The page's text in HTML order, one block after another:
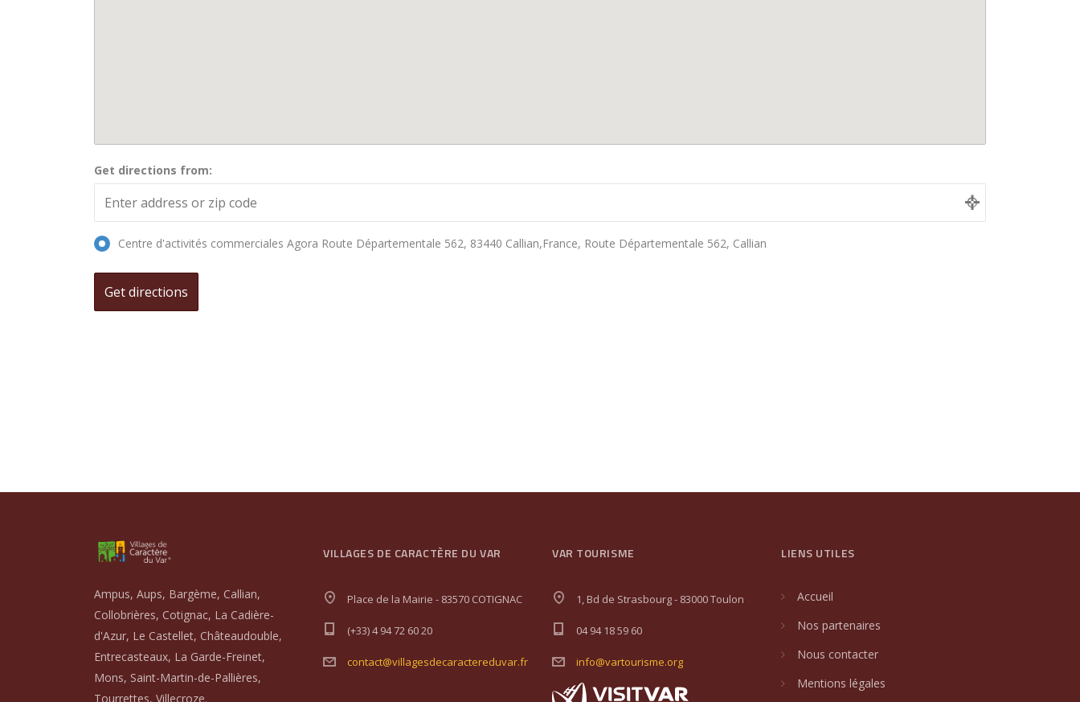
Get directions from:
Centre d'activités commerciales Agora Route Départementale 562, 83440 Callian,France, Route Départementale 562, Callian
Ampus, Aups, Bargème, Callian,
Collobrières, Cotignac, La Cadière-
d'Azur, Le Castellet, Châteaudouble,
Entrecasteaux, La Garde-Freinet,
Mons, Saint-Martin-de-Pallières,
Tourrettes, Villecroze.
VILLAGES DE CARACTÈRE DU VAR
Place de la Mairie - 83570 COTIGNAC
(+33) 4 94 72 60 20
contact@villagesdecaractereduvar.fr
VAR TOURISME
1, Bd de Strasbourg - 83000 Toulon
04 94 18 59 60
info@vartourisme.org
LIENS UTILES
Accueil
Nos partenaires
Nous contacter
Mentions légales